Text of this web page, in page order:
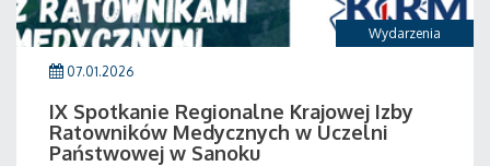
Wydarzenia
07.01.2026
IX Spotkanie Regionalne Krajowej Izby
Ratowników Medycznych w Uczelni
Państwowej w Sanoku